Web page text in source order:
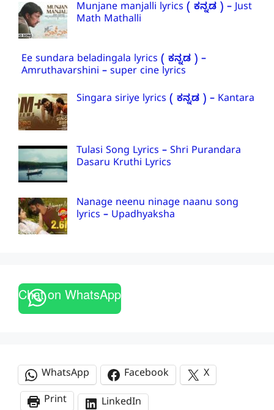
Munjane manjalli lyrics ( ಕನ್ನಡ ) – Just
Math Mathalli
Ee sundara beladingala lyrics ( ಕನ್ನಡ ) –
Amruthavarshini – super cine lyrics
Singara siriye lyrics ( ಕನ್ನಡ ) – Kantara
Tulasi Song Lyrics – Shri Purandara
Dasaru Kruthi Lyrics
Nanage neenu ninage naanu song
lyrics – Upadhyaksha
Chat on WhatsApp
WhatsApp Facebook
X
Print
LinkedIn